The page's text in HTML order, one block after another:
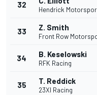
32
Hendrick
33 Z. Smith
Front Row
34 B. Keselowski
RFK Racing
35 T. Reddick
23XI Racing